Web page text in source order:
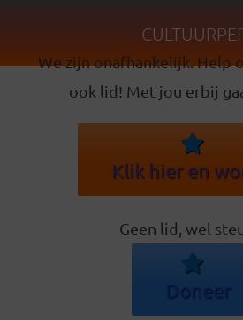
We zijn onafhankelijk. Help
ook lid! Met jou erbij
Klik hier en
Geen lid, wel
Doneer